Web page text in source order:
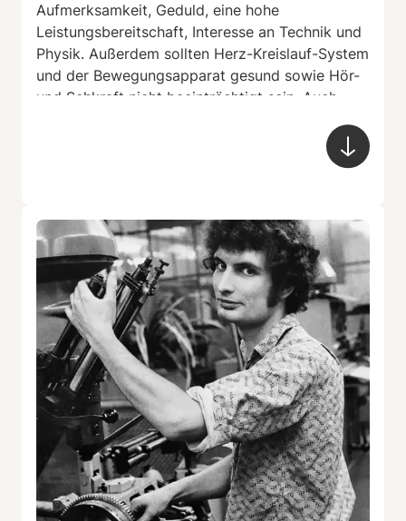
Aufmerksamkeit, Geduld, eine hohe
Leistungsbereitschaft, Interesse an Technik und
Physik. Außerdem sollten Herz-Kreislauf-System
und der Bewegungsapparat gesund sowie Hör-
und Sehkraft nicht beeinträchtigt sein. Auch
gerade in diesem Wirtschaftszweig war das
Zehnklassenabschluss notwendig.
Ausschlaggebend bei der Bewerbung war das
beglaubigte Zeugnis der neunten Klasse. Vier
Monate vor der Bewerbung hatten die
Jugendlichen die Möglichkeit, sich von einem
Betriebsarzt auf Berufstauglichkeit untersuchen
zu lassen. Übrigens wählte in vielen
Berufssparten eine spezielle Kommission die
Auszubildenden aus.
Lehrvertrag für einen sechzehnjährigen
Auszubildenden in Berlin-Lichtenberg vom
01.09.1986. Die Berufe Maschinenbau und
Anlagenmonteur waren sehr ähnlich.
Quelle: privat